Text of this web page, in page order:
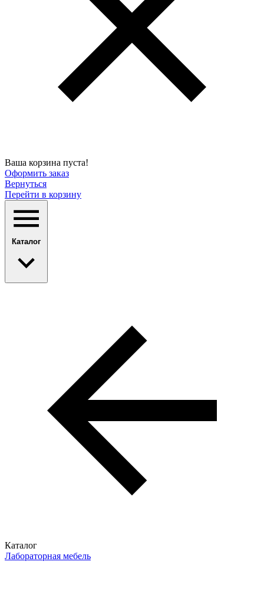
Ваша корзина пуста!
Оформить заказ
Вернуться
Перейти в корзину
Каталог
Каталог
Лабораторная мебель